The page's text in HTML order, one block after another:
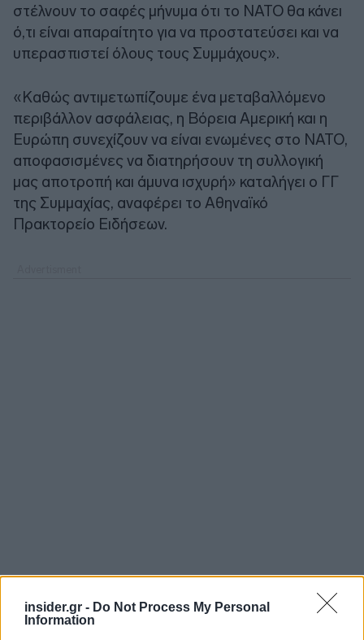
insider.gr - Do Not Process My Personal
Information
στέλνουν το σαφές μήνυμα ότι το ΝΑΤΟ θα κάνει
ό,τι είναι απαραίτητο για να προστατεύσει και να
υπερασπιστεί όλους τους Συμμάχους».
«Καθώς αντιμετωπίζουμε ένα μεταβαλλόμενο
περιβάλλον ασφάλειας, η Βόρεια Αμερική και η
Ευρώπη συνεχίζουν να είναι ενωμένες στο ΝΑΤΟ,
αποφασισμένες να διατηρήσουν τη συλλογική
μας αποτροπή και άμυνα ισχυρή» καταλήγει ο ΓΓ
της Συμμαχίας, αναφέρει το Αθηναϊκό
Πρακτορείο Ειδήσεων.